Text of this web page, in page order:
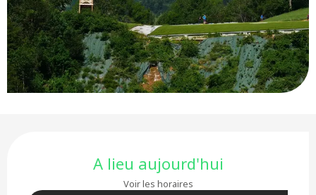
A lieu aujourd'hui
Voir les horaires